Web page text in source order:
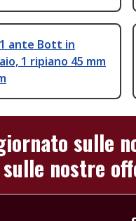
ante Bott in
1 ripiano 45 mm
sulle
nostre